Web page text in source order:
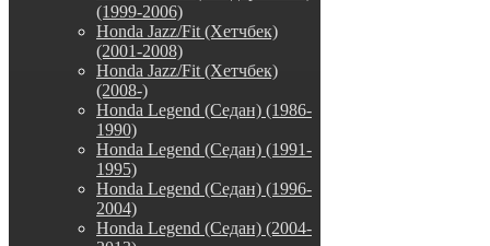
(1999-2006)
Honda Jazz/Fit (Хетчбек)
(2001-2008)
Honda Jazz/Fit (Хетчбек)
(2008-)
Honda Legend (Седан) (1986-
1990)
Honda Legend (Седан) (1991-
1995)
Honda Legend (Седан) (1996-
2004)
Honda Legend (Седан) (2004-